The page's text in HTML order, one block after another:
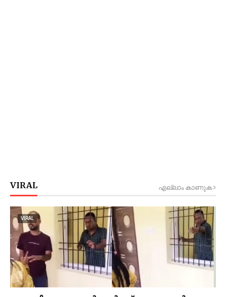
VIRAL എല്ലാം കാണുക
VIRAL